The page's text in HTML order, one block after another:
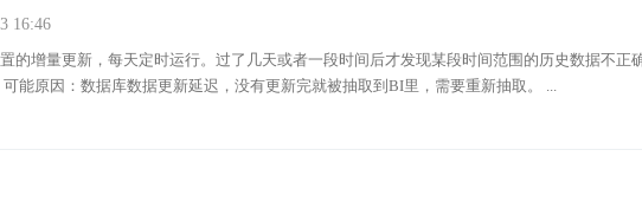
16:46
的增量更新，每天定时运行。过了几天或者一段时间后才发现某段时间范围的历史数据不正
能原因：数据库数据更新延迟，没有更新完就被抽取到BI里，需要重新抽取。 ...